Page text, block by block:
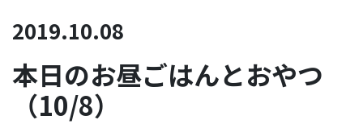
2019.10.08
本日のお昼ごはんとおやつ
（10/8）